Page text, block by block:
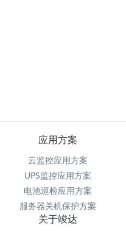
应用方案
云监控应用方案
UPS监控应用方案
电池巡检应用方案
服务器关机保护方案
关于竣达